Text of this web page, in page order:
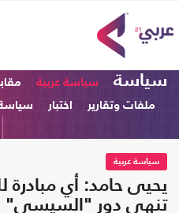
سياسة سياسة عربية
ملفات وتقارير
اختبار
سياسة عربية
يحيى حامد: أي مبادرة
تنهي دور "السيسي"